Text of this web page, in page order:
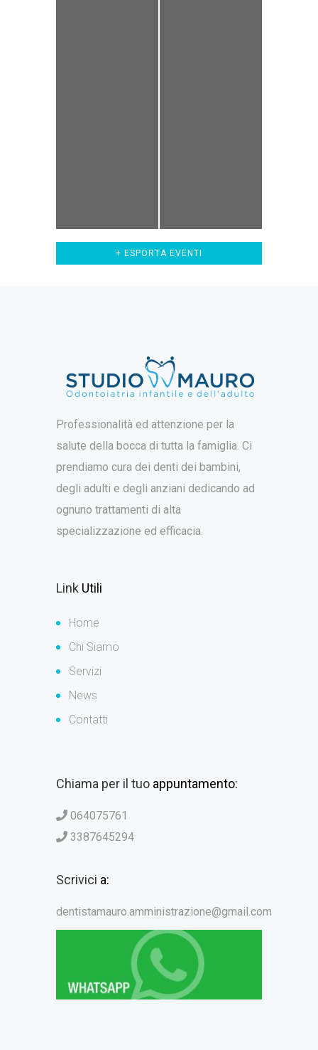
+ ESPORTA EVENTI
Professionalità ed attenzione per la
salute della bocca di tutta la famiglia. Ci
prendiamo cura dei denti dei bambini,
degli adulti e degli anziani dedicando ad
ognuno trattamenti di alta
specializzazione ed efficacia.
Link Utili
Home
Chi Siamo
Servizi
News
Contatti
Chiama per il tuo appuntamento:
064075761
3387645294
Scrivici a:
dentistamauro.amministrazione@gmail.com